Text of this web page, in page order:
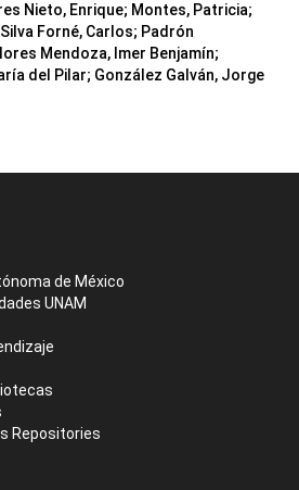
Nieto, Enrique; Montes, Patricia;
Silva Forné, Carlos; Padrón
Mendoza, Imer Benjamín;
del Pilar; González Galván, Jorge
de México
UNAM
Repositories